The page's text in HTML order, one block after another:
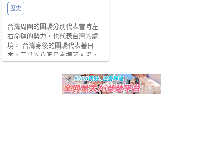
歷史
台灣周圍的圖驣分別代表當時左
右命運的勢力，也代表台灣的處
境， 台灣身後的圖驣代表著日
本，三爪的八呎烏掌握著太陽，
勢，而雌伏的龍則代表當時的清
政府，台灣身穿台灣民主國的國
旗-藍地黃虎旗，雖然為了抵抗日